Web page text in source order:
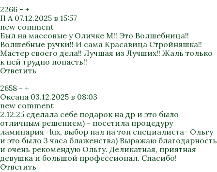
2266 - +
П А 07.12.2025 в 15:57
new comment
Был на массовые у Оличке М!! Это Волшебница!!
Волшебные ручки!! И сама Красавица Стройняшка!!
Мастер своего дела!! Лучшая из Лучших!! Жаль только
к ней трудно попасть!!
Ответить
2658 - +
Оксана 03.12.2025 в 08:03
new comment
2.12.25 сделала себе подарок на др и это было
отличным решением) - посетила процедуру
ламинария -lux, выбор пал на топ специалиста- Ольгу
и это было 3 часа блаженства) Выражаю благодарность
и очень рекомендую Ольгу. Деликатная, приятная
девушка и большой профессионал. Спасибо!
Ответить